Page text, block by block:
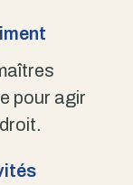
pour agir